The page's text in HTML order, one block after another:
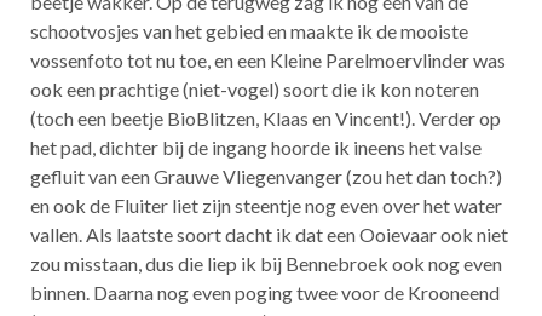
schootvosjes van het gebied en maakte ik de mooiste
vossenfoto tot nu toe, en een Kleine Parelmoervlinder was
ook een prachtige (niet-vogel) soort die ik kon noteren
(toch een beetje BioBlitzen, Klaas en Vincent!). Verder op
het pad, dichter bij de ingang hoorde ik ineens het valse
gefluit van een Grauwe Vliegenvanger (zou het dan toch?)
en ook de Fluiter liet zijn steentje nog even over het water
vallen. Als laatste soort dacht ik dat een Ooievaar ook niet
zou misstaan, dus die liep ik bij Bennebroek ook nog even
binnen. Daarna nog even poging twee voor de Krooneend